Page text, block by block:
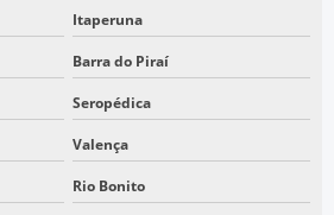
GEORREFERENCIADO
COM LASER SCANNER
DRONE
EM SÃO PAULO
PLANIMÉTRICO CADASTRAL
Itaperuna
Barra do Piraí
Seropédica
Valença
Rio Bonito